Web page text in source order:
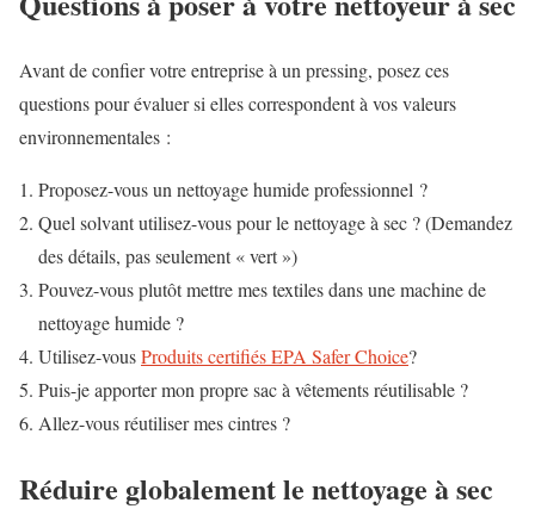
Avant de confier votre entreprise à un pressing, posez ces
questions pour évaluer si elles correspondent à vos valeurs
environnementales :
Proposez-vous un nettoyage humide professionnel ?
Quel solvant utilisez-vous pour le nettoyage à sec ? (Demandez
des détails, pas seulement « vert »)
Pouvez-vous plutôt mettre mes textiles dans une machine de
nettoyage humide ?
Utilisez-vousProduits certifiés EPA Safer Choice?
Puis-je apporter mon propre sac à vêtements réutilisable ?
Allez-vous réutiliser mes cintres ?
Réduire globalement le nettoyage à sec